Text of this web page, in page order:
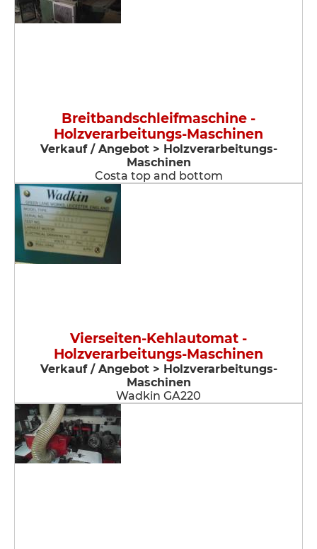
Breitbandschleifmaschine -
Holzverarbeitungs-Maschinen
Verkauf / Angebot > Holzverarbeitungs-
Maschinen
Costa top and bottom
Vierseiten-Kehlautomat -
Holzverarbeitungs-Maschinen
Verkauf / Angebot > Holzverarbeitungs-
Maschinen
Wadkin GA220